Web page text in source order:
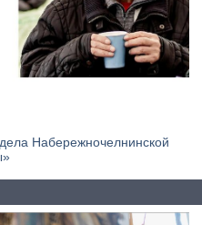
Набережночелнинской